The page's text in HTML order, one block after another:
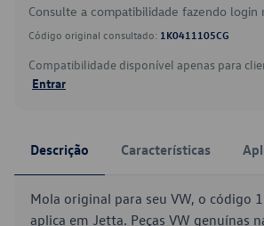
Consulte a compatibilidade fazendo login
Código original consultado: 1K0411105CG
Compatibilidade disponível apenas para
Entrar
Descrição Características
Mola original para seu VW, o código
aplica em Jetta. Peças VW genuínas